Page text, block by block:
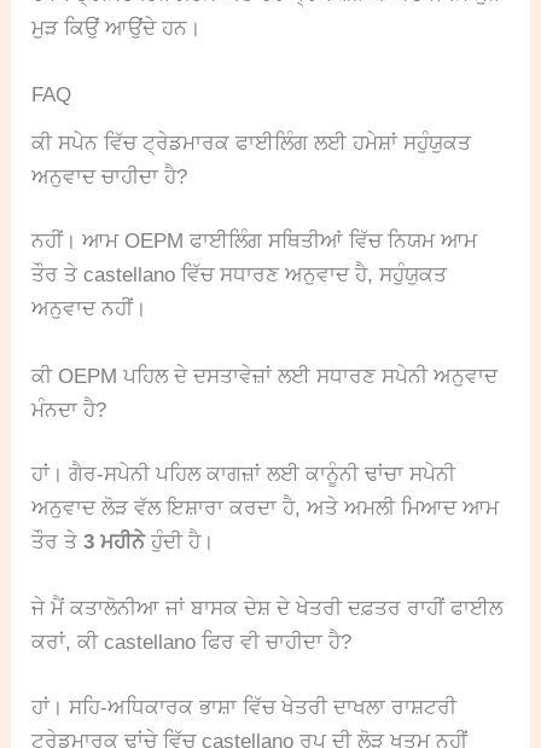
ਮੁੜ ਕਿਉਂ ਆਉਂਦੇ ਹਨ।
FAQ
ਕੀ ਸਪੇਨ ਵਿੱਚ ਟ੍ਰੇਡਮਾਰਕ ਫਾਈਲਿੰਗ ਲਈ ਹਮੇਸ਼ਾਂ ਸਹੁੰਯੁਕਤ
ਅਨੁਵਾਦ ਚਾਹੀਦਾ ਹੈ?
ਨਹੀਂ। ਆਮ OEPM ਫਾਈਲਿੰਗ ਸਥਿਤੀਆਂ ਵਿੱਚ ਨਿਯਮ ਆਮ
ਤੌਰ ਤੇ castellano ਵਿੱਚ ਸਧਾਰਣ ਅਨੁਵਾਦ ਹੈ, ਸਹੁੰਯੁਕਤ
ਅਨੁਵਾਦ ਨਹੀਂ।
ਕੀ OEPM ਪਹਿਲ ਦੇ ਦਸਤਾਵੇਜ਼ਾਂ ਲਈ ਸਧਾਰਣ ਸਪੇਨੀ ਅਨੁਵਾਦ
ਮੰਨਦਾ ਹੈ?
ਹਾਂ। ਗੈਰ-ਸਪੇਨੀ ਪਹਿਲ ਕਾਗਜ਼ਾਂ ਲਈ ਕਾਨੂੰਨੀ ਢਾਂਚਾ ਸਪੇਨੀ
ਅਨੁਵਾਦ ਲੋੜ ਵੱਲ ਇਸ਼ਾਰਾ ਕਰਦਾ ਹੈ, ਅਤੇ ਅਮਲੀ ਮਿਆਦ ਆਮ
ਤੌਰ ਤੇ3 ਮਹੀਨੇਹੁੰਦੀ ਹੈ।
ਜੇ ਮੈਂ ਕਤਾਲੋਨੀਆ ਜਾਂ ਬਾਸਕ ਦੇਸ਼ ਦੇ ਖੇਤਰੀ ਦਫ਼ਤਰ ਰਾਹੀਂ ਫਾਈਲ
ਕਰਾਂ, ਕੀ castellano ਫਿਰ ਵੀ ਚਾਹੀਦਾ ਹੈ?
ਹਾਂ। ਸਹਿ-ਅਧਿਕਾਰਕ ਭਾਸ਼ਾ ਵਿੱਚ ਖੇਤਰੀ ਦਾਖਲਾ ਰਾਸ਼ਟਰੀ
ਟ੍ਰੇਡਮਾਰਕ ਢਾਂਚੇ ਵਿੱਚ castellano ਰੂਪ ਦੀ ਲੋੜ ਖਤਮ ਨਹੀਂ